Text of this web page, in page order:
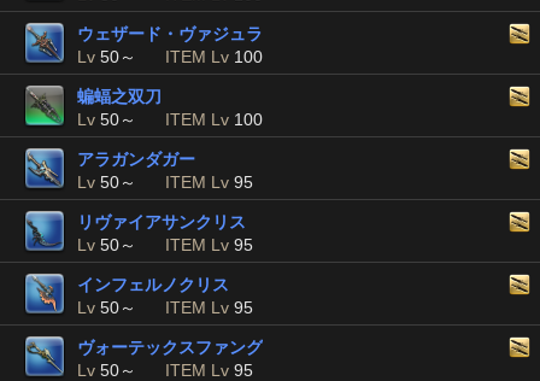
ウェザード・ヴァジュラ
Lv 50～ ITEM Lv 100
蝙蝠之双刀
Lv 50～ ITEM Lv 100
アラガンダガー
Lv 50～ ITEM Lv 95
リヴァイアサンクリス
Lv 50～ ITEM Lv 95
インフェルノクリス
Lv 50～ ITEM Lv 95
ヴォーテックスファング
Lv 50～ ITEM Lv 95